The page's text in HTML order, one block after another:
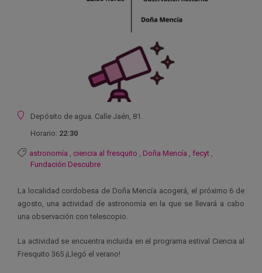
Ubicación
Depósito de agua. Calle Jaén, 81.
Horario: 22:30
astronomía ciencia al fresquito Doña Mencía fecyt
Fundación Descubre
La localidad cordobesa de Doña Mencía acogerá, el próximo 6 de
agosto, una actividad de astronomía en la que se llevará a cabo
una observación con telescopio.
La actividad se encuentra incluida en el programa estival Ciencia al
Fresquito 365 ¡Llegó el verano!